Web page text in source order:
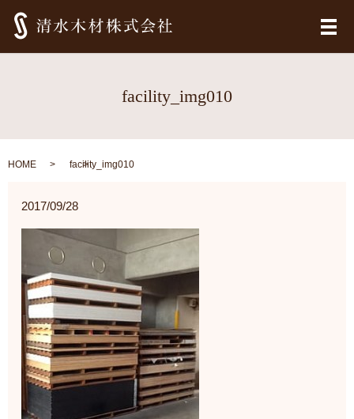
メ
facility_img010
HOME facility_img010
2017/09/28